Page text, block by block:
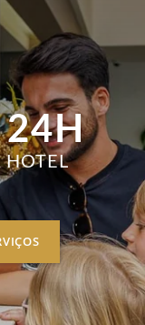
24H
HOTEL